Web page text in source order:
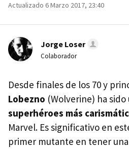
Actualizado 6 Marzo 2017, 23:40
Jorge Loser
Colaborador
Desde finales de los 70 y
Lobezno (Wolverine) ha sido
superhéroes más
Marvel. Es significativo en
primer mutante en tener